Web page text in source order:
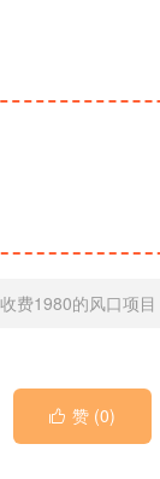
费1980的风口项
 赞 (0)